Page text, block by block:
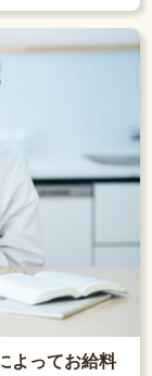
よってお給料